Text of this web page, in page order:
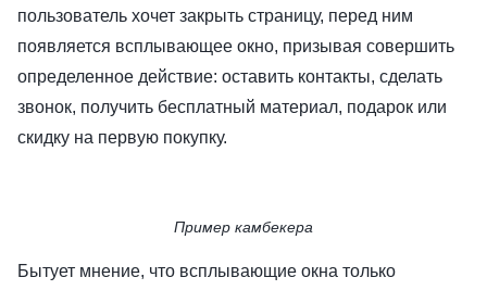
пользователь хочет закрыть страницу, перед ним
появляется всплывающее окно, призывая совершить
определенное действие: оставить контакты, сделать
звонок, получить бесплатный материал, подарок или
скидку на первую покупку.
Пример камбекера
Бытует мнение, что всплывающие окна только